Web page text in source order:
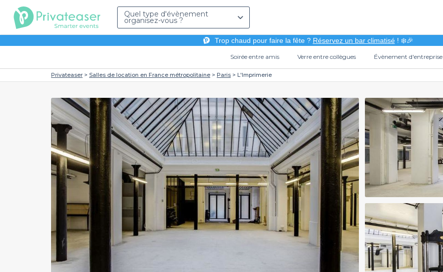
Quel type d'évènement
organisez-vous ?
Trop chaud pour faire la fête ? Réservez un bar climatisé! ❄️🎉
Soirée entre amis Verre entre collègues Évènement d'entreprise
Privateaser Salles de location en France métropolitaine Paris L'Imprimerie